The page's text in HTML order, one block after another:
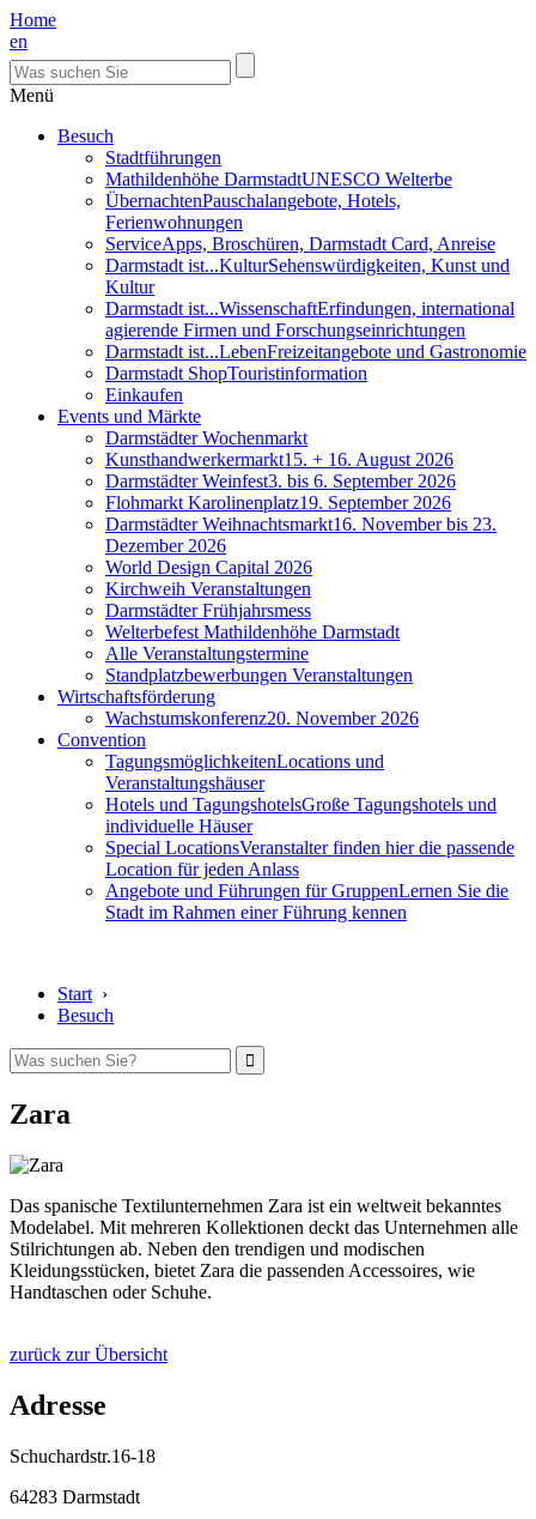
Home
en
Menü
Besuch
Stadtführungen
Mathildenhöhe DarmstadtUNESCO Welterbe
ÜbernachtenPauschalangebote, Hotels,
Ferienwohnungen
ServiceApps, Broschüren, Darmstadt Card, Anreise
Darmstadt ist...KulturSehenswürdigkeiten, Kunst und
Kultur
Darmstadt ist...WissenschaftErfindungen, international
agierende Firmen und Forschungseinrichtungen
Darmstadt ist...LebenFreizeitangebote und Gastronomie
Darmstadt ShopTouristinformation
Einkaufen
Events und Märkte
Darmstädter Wochenmarkt
Kunsthandwerkermarkt15. + 16. August 2026
Darmstädter Weinfest3. bis 6. September 2026
Flohmarkt Karolinenplatz19. September 2026
Darmstädter Weihnachtsmarkt16. November bis 23.
Dezember 2026
World Design Capital 2026
Kirchweih Veranstaltungen
Darmstädter Frühjahrsmess
Welterbefest Mathildenhöhe Darmstadt
Alle Veranstaltungstermine
Standplatzbewerbungen Veranstaltungen
Wirtschaftsförderung
Wachstumskonferenz20. November 2026
Convention
TagungsmöglichkeitenLocations und
Veranstaltungshäuser
Hotels und TagungshotelsGroße Tagungshotels und
individuelle Häuser
Special LocationsVeranstalter finden hier die passende
Location für jeden Anlass
Angebote und Führungen für GruppenLernen Sie die
Stadt im Rahmen einer Führung kennen
Start ›
Besuch
Zara
Das spanische Textilunternehmen Zara ist ein weltweit bekanntes
Modelabel. Mit mehreren Kollektionen deckt das Unternehmen alle
Stilrichtungen ab. Neben den trendigen und modischen
Kleidungsstücken, bietet Zara die passenden Accessoires, wie
Handtaschen oder Schuhe.
zurück zur Übersicht
Adresse
Schuchardstr.16-18
64283 Darmstadt